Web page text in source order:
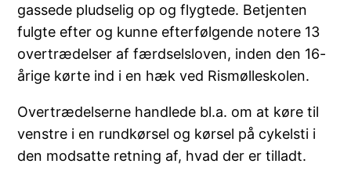
gassede pludselig op og flygtede. Betjenten
fulgte efter og kunne efterfølgende notere 13
overtrædelser af færdselsloven, inden den 16-
årige kørte ind i en hæk ved Rismølleskolen.
Overtrædelserne handlede bl.a. om at køre til
venstre i en rundkørsel og kørsel på cykelsti i
den modsatte retning af, hvad der er tilladt.